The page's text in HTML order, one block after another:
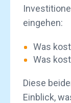
eingehen:
Was
Was
Diese
Einblick,